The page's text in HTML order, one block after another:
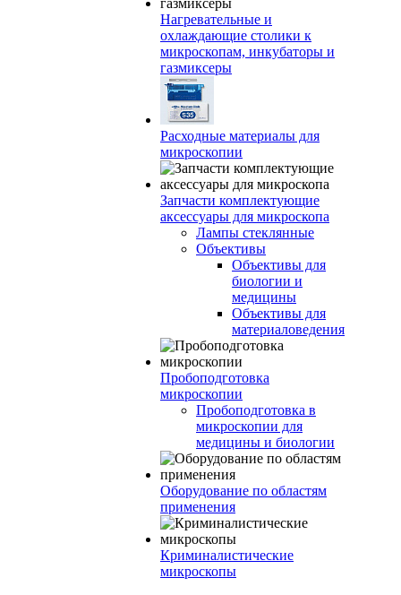
Нагревательные и
охлаждающие столики к
микроскопам, инкубаторы и
газмиксеры
Расходные материалы для
микроскопии
Запчасти комплектующие
аксессуары для микроскопа
Лампы стеклянные
Объективы
Объективы для
биологии и
медицины
Объективы для
материаловедения
Пробоподготовка
микроскопии
Пробоподготовка в
микроскопии для
медицины и биологии
Оборудование по областям
применения
Криминалистические
микроскопы